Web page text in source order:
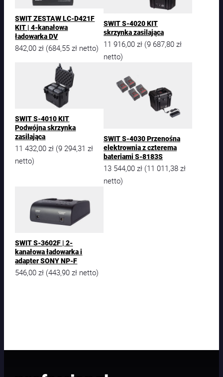
SWIT ZESTAW LC-D421F
KIT | 4-kanałowa
ładowarka DV
842,00zł (684,55zł netto)
SWIT S-4020 KIT
skrzynka zasilająca
11 916,00 zł (9 687,80 zł
netto)
SWIT S-4010 KIT
Podwójna skrzynka
zasilająca
11 432,00zł (9 294,31zł
netto)
SWIT S-4030 Przenośna
elektrownia z czterema
bateriami S-8183S
13 544,00 zł (11 011,38 zł
netto)
SWIT S-3602F | 2-
kanałowa ładowarka i
adapter SONY NP-F
546,00zł (443,90zł netto)